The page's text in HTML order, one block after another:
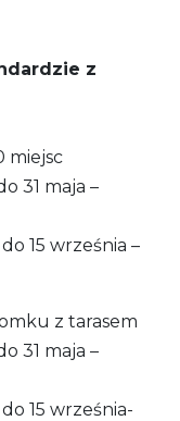
z
miejsc
31 maja –
15 września –
z tarasem
31 maja –
15 września-